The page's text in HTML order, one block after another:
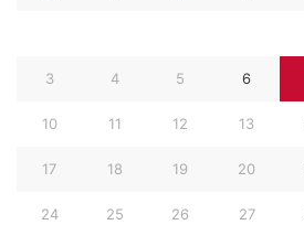
3 4 5 6
10 11 12 13
17 18 19 20
24 25 26 27